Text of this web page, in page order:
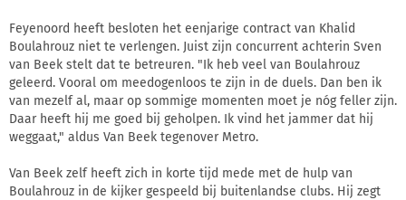
Feyenoord heeft besloten het eenjarige contract van Khalid
Boulahrouz niet te verlengen. Juist zijn concurrent achterin Sven
van Beek stelt dat te betreuren. "Ik heb veel van Boulahrouz
geleerd. Vooral om meedogenloos te zijn in de duels. Dan ben ik
van mezelf al, maar op sommige momenten moet je nóg feller zijn.
Daar heeft hij me goed bij geholpen. Ik vind het jammer dat hij
weggaat," aldus Van Beek tegenover Metro.
Van Beek zelf heeft zich in korte tijd mede met de hulp van
Boulahrouz in de kijker gespeeld bij buitenlandse clubs. Hij zegt